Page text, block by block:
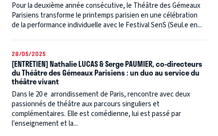
Pour la deuxième année consécutive, le Théâtre des Gémeaux
Parisiens transforme le printemps parisien en une célébration
de la performance individuelle avec le Festival SenS (Seul.e en...
28/05/2025
[ENTRETIEN] Nathalie LUCAS & Serge PAUMIER, co-directeurs
du Théâtre des Gémeaux Parisiens : un duo au service du
théâtre vivant
Dans le 20 e arrondissement de Paris, rencontre avec deux
passionnés de théâtre aux parcours singuliers et
complémentaires. Elle est comédienne, lui est passé par
l’enseignement et la...